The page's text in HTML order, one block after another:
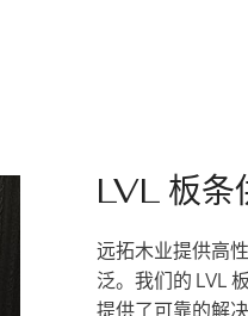
LVL 板条
远拓木业提供高
泛。我们的 LVL
提供了可靠的解